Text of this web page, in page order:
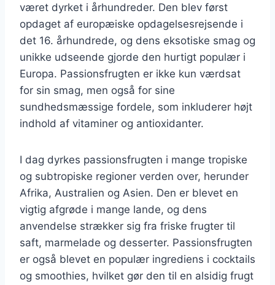
været dyrket i århundreder. Den blev først
opdaget af europæiske opdagelsesrejsende i
det 16. århundrede, og dens eksotiske smag og
unikke udseende gjorde den hurtigt populær i
Europa. Passionsfrugten er ikke kun værdsat
for sin smag, men også for sine
sundhedsmæssige fordele, som inkluderer højt
indhold af vitaminer og antioxidanter.
I dag dyrkes passionsfrugten i mange tropiske
og subtropiske regioner verden over, herunder
Afrika, Australien og Asien. Den er blevet en
vigtig afgrøde i mange lande, og dens
anvendelse strækker sig fra friske frugter til
saft, marmelade og desserter. Passionsfrugten
er også blevet en populær ingrediens i cocktails
og smoothies, hvilket gør den til en alsidig frugt